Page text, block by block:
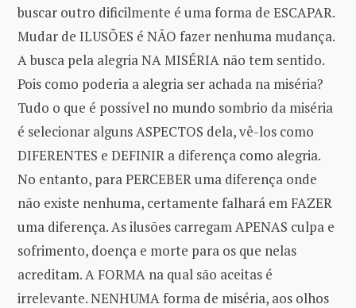
buscar outro dificilmente é uma forma de ESCAPAR.
Mudar de ILUSÕES é NÃO fazer nenhuma mudança.
A busca pela alegria NA MISÉRIA não tem sentido.
Pois como poderia a alegria ser achada na miséria?
Tudo o que é possível no mundo sombrio da miséria
é selecionar alguns ASPECTOS dela, vê-los como
DIFERENTES e DEFINIR a diferença como alegria.
No entanto, para PERCEBER uma diferença onde
não existe nenhuma, certamente falhará em FAZER
uma diferença. As ilusões carregam APENAS culpa e
sofrimento, doença e morte para os que nelas
acreditam. A FORMA na qual são aceitas é
irrelevante. NENHUMA forma de miséria, aos olhos